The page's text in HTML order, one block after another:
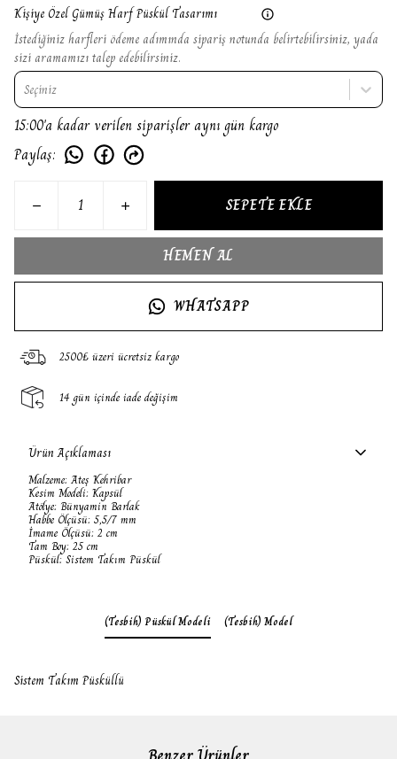
Kişiye Özel Gümüş Harf Püskül Tasarımı
İstediğiniz harfleri ödeme adımında sipariş notunda belirtebilirsiniz, yada
sizi aramamızı talep edebilirsiniz.
Seçiniz
15:00'a kadar verilen siparişler aynı gün kargo
Paylaş:
SEPETE EKLE
HEMEN AL
WHATSAPP
2500₺ üzeri ücretsiz kargo
14 gün içinde iade değişim
Ürün Açıklaması
Malzeme: Ateş Kehribar
Kesim Modeli: Kapsül
Atölye: Bünyamin Barlak
Habbe Ölçüsü: 5,5/7 mm
İmame Ölçüsü: 2 cm
Tam Boy: 25 cm
Püskül: Sistem Takım Püskül
(Tesbih) Püskül Modeli (Tesbih) Model
Sistem Takım Püsküllü